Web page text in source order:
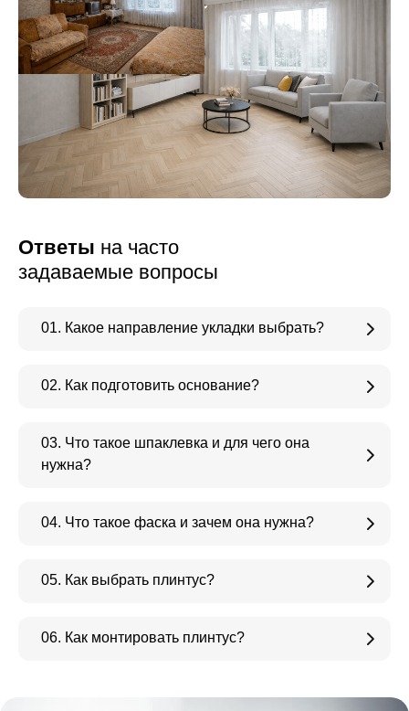
Ответы на часто
задаваемые вопросы
01. Какое направление укладки выбрать?
02. Как подготовить основание?
03. Что такое шпаклевка и для чего она
нужна?
04. Что такое фаска и зачем она нужна?
05. Как выбрать плинтус?
06. Как монтировать плинтус?